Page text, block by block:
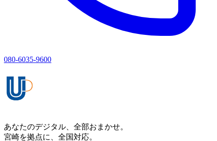
080-6035-9600
あなたのデジタル、全部おまかせ。
宮崎を拠点に、全国対応。